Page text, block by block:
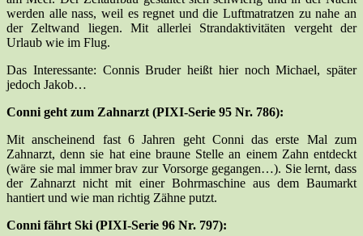
werden alle nass, weil es regnet und die Luftmatratzen zu nahe an
der Zeltwand liegen. Mit allerlei Strandaktivitäten vergeht der
Urlaub wie im Flug.
Das Interessante: Connis Bruder heißt hier noch Michael, später
jedoch Jakob…
Conni geht zum Zahnarzt (PIXI-Serie 95 Nr. 786):
Mit anscheinend fast 6 Jahren geht Conni das erste Mal zum
Zahnarzt, denn sie hat eine braune Stelle an einem Zahn entdeckt
(wäre sie mal immer brav zur Vorsorge gegangen…). Sie lernt, dass
der Zahnarzt nicht mit einer Bohrmaschine aus dem Baumarkt
hantiert und wie man richtig Zähne putzt.
Conni fährt Ski (PIXI-Serie 96 Nr. 797):